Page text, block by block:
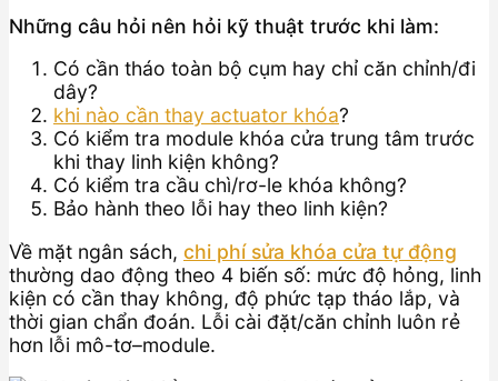
Những câu hỏi nên hỏi kỹ thuật trước khi làm:
Có cần tháo toàn bộ cụm hay chỉ căn chỉnh/đi
dây?
khi nào cần thay actuator khóa?
Có kiểm tra module khóa cửa trung tâm trước
khi thay linh kiện không?
Có kiểm tra cầu chì/rơ-le khóa không?
Bảo hành theo lỗi hay theo linh kiện?
Về mặt ngân sách, chi phí sửa khóa cửa tự động
thường dao động theo 4 biến số: mức độ hỏng, linh
kiện có cần thay không, độ phức tạp tháo lắp, và
thời gian chẩn đoán. Lỗi cài đặt/căn chỉnh luôn rẻ
hơn lỗi mô-tơ–module.